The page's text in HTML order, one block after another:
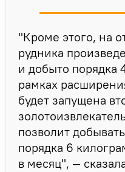
"Кроме этого, на
рудника
и добыто порядка
рамках
будет запущена
позволит
порядка 6
в месяц", —